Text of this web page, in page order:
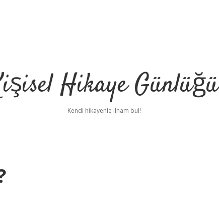
Hikaye Günlüğü
Kendi hikayenle ilham bul!